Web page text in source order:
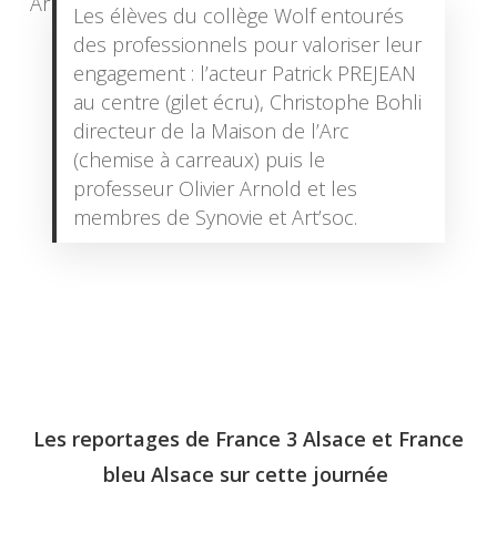
Les élèves du collège Wolf entourés
des professionnels pour valoriser leur
engagement : l’acteur Patrick PREJEAN
au centre (gilet écru), Christophe Bohli
directeur de la Maison de l’Arc
(chemise à carreaux) puis le
professeur Olivier Arnold et les
membres de Synovie et Art’soc.
Les reportages de France 3 Alsace et France
bleu Alsace sur cette journée